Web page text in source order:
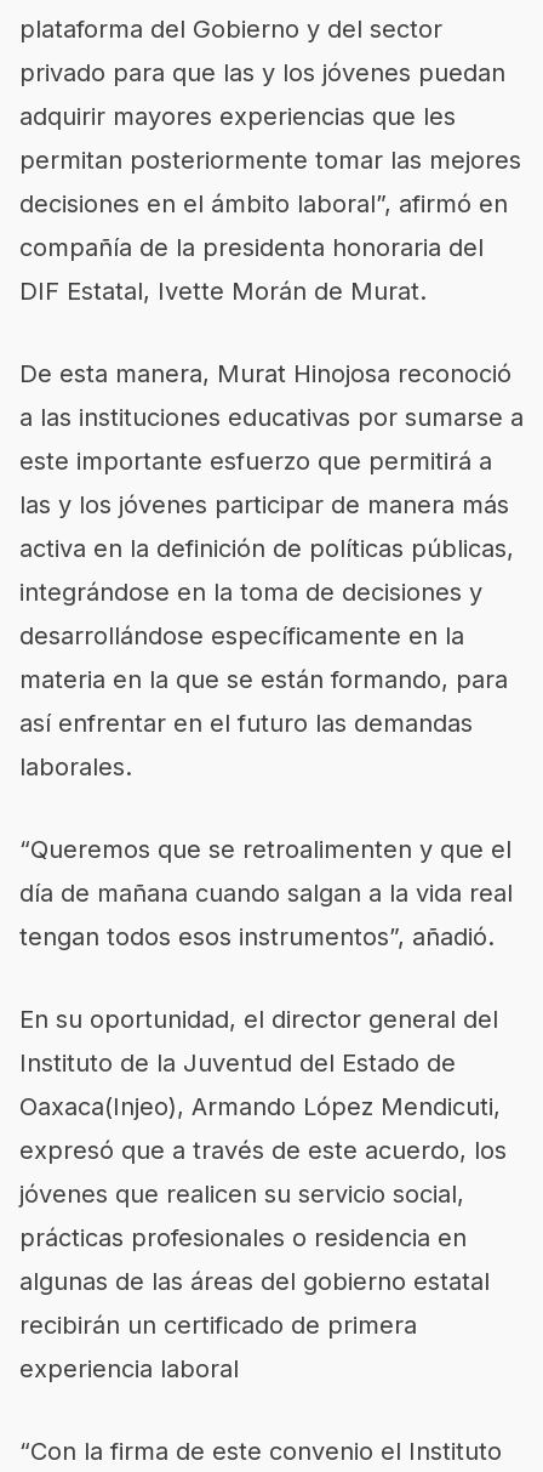
plataforma del Gobierno y del sector
privado para que las y los jóvenes puedan
adquirir mayores experiencias que les
permitan posteriormente tomar las mejores
decisiones en el ámbito laboral”, afirmó en
compañía de la presidenta honoraria del
DIF Estatal, Ivette Morán de Murat.
De esta manera, Murat Hinojosa reconoció
a las instituciones educativas por sumarse a
este importante esfuerzo que permitirá a
las y los jóvenes participar de manera más
activa en la definición de políticas públicas,
integrándose en la toma de decisiones y
desarrollándose específicamente en la
materia en la que se están formando, para
así enfrentar en el futuro las demandas
laborales.
“Queremos que se retroalimenten y que el
día de mañana cuando salgan a la vida real
tengan todos esos instrumentos”, añadió.
En su oportunidad, el director general del
Instituto de la Juventud del Estado de
Oaxaca(Injeo), Armando López Mendicuti,
expresó que a través de este acuerdo, los
jóvenes que realicen su servicio social,
prácticas profesionales o residencia en
algunas de las áreas del gobierno estatal
recibirán un certificado de primera
experiencia laboral
“Con la firma de este convenio el Instituto